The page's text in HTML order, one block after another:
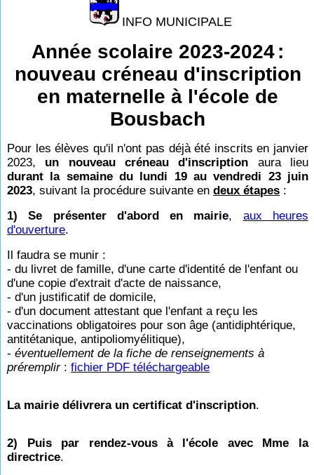
INFO MUNICIPALE
Année scolaire 2023-2024:
nouveau créneau d'inscription
en maternelle à l'école de
Bousbach
Pour les élèves qu'il n'ont pas déjà été inscrits en janvier
2023, un nouveau créneau d'inscription aura lieu
durant la semaine du lundi 19 au vendredi 23 juin
2023, suivant la procédure suivante endeux étapes :
1) Se présenter d'abord en mairie, aux heures
d'ouverture.
Il faudra se munir :
- du livret de famille, d'une carte d'identité de l'enfant ou
d'une copie d'extrait d'acte de naissance,
- d'un justificatif de domicile,
- d'un document attestant que l'enfant a reçu les
vaccinations obligatoires pour son âge (antidiphtérique,
antitétanique, antipoliomyélitique),
-éventuellement de la fiche de renseignements à
préremplir:fichier PDF téléchargeable
La mairie délivrera un certificat d'inscription.
2) Puis par rendez-vous à l'école avec Mme la
directrice.